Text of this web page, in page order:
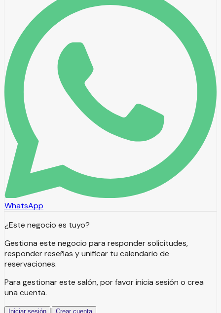
WhatsApp
¿Este negocio es tuyo?
Gestiona este negocio para responder solicitudes,
responder reseñas y unificar tu calendario de
reservaciones.
Para gestionar este salón, por favor inicia sesión o crea
una cuenta.
Iniciar sesión | Crear cuenta